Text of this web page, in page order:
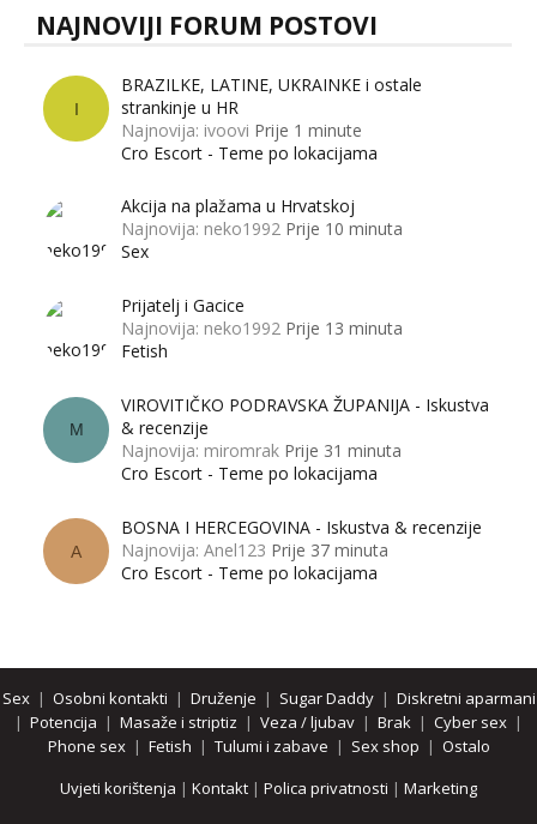
NAJNOVIJI FORUM POSTOVI
I
BRAZILKE, LATINE, UKRAINKE i ostale
strankinje u HR
Najnovija: ivoovi Prije 1 minute
Cro Escort - Teme po lokacijama
Akcija na plažama u Hrvatskoj
Najnovija: neko1992 Prije 10 minuta
Sex
Prijatelj i Gacice
Najnovija: neko1992 Prije 13 minuta
Fetish
M
VIROVITIČKO PODRAVSKA ŽUPANIJA - Iskustva
& recenzije
Najnovija: miromrak Prije 31 minuta
Cro Escort - Teme po lokacijama
A
BOSNA I HERCEGOVINA - Iskustva & recenzije
Najnovija: Anel123 Prije 37 minuta
Cro Escort - Teme po lokacijama
Sex| Osobni kontakti | Druženje | Sugar Daddy| Diskretni aparmani
| Potencija | Masaže i striptiz | Veza / ljubav | Brak | Cyber sex |
Phone sex| Fetish | Tulumi i zabave | Sex shop | Ostalo
Uvjeti korištenja | Kontakt | Polica privatnosti | Marketing